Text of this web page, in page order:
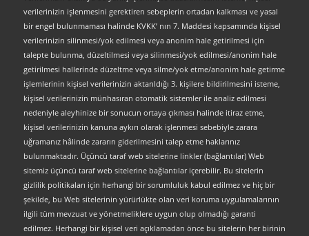
verilerinizin işlenmesini gerektiren sebeplerin ortadan kalkması ve yasal
bir engel bulunmaması halinde KVKK’ nın 7. Maddesi kapsamında kişisel
verilerinizin silinmesi/yok edilmesi veya anonim hale getirilmesi için
talepte bulunma, düzeltilmesi veya silinmesi/yok edilmesi/anonim hale
getirilmesi hallerinde düzeltme veya silme/yok etme/anonim hale getirme
işlemlerinin kişisel verilerinizin aktarıldığı 3. kişilere bildirilmesini isteme,
kişisel verilerinizin münhasıran otomatik sistemler ile analiz edilmesi
nedeniyle aleyhinize bir sonucun ortaya çıkması halinde itiraz etme,
kişisel verilerinizin kanuna aykırı olarak işlenmesi sebebiyle zarara
uğramanız hâlinde zararın giderilmesini talep etme haklarınız
bulunmaktadır. Üçüncü taraf web sitelerine linkler (bağlantılar) Web
sitemiz üçüncü taraf web sitelerine bağlantılar içerebilir. Bu sitelerin
gizlilik politikaları için herhangi bir sorumluluk kabul edilmez ve hiç bir
şekilde, bu Web sitelerinin yürürlükte olan veri koruma uygulamalarının
ilgili tüm mevzuat ve yönetmeliklere uygun olup olmadığı garanti
edilmez. Herhangi bir kişisel veri açıklamadan önce bu sitelerin her birinin